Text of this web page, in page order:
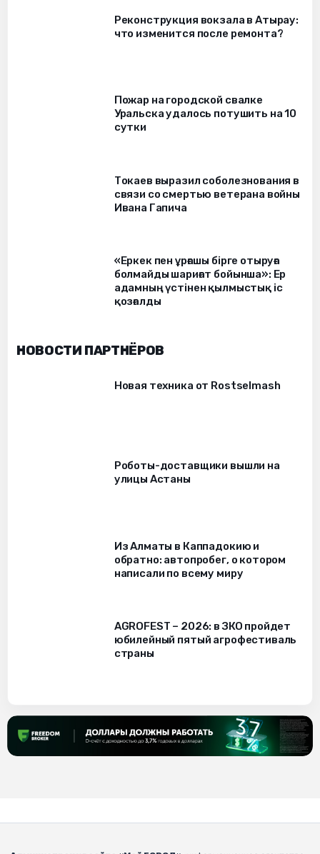
Реконструкция вокзала в Атырау:
что изменится после ремонта?
Пожар на городской свалке
Уральска удалось потушить на 10
сутки
Токаев выразил соболезнования в
связи со смертью ветерана войны
Ивана Гапича
«Еркек пен ұрғашы бірге отыруға
болмайды шариғат бойынша»: Ер
адамның үстінен қылмыстық іс
қозғалды
НОВОСТИ ПАРТНЁРОВ
Новая техника от Rostselmash
Роботы-доставщики вышли на
улицы Астаны
Из Алматы в Каппадокию и
обратно: автопробег, о котором
написали по всему миру
AGROFEST – 2026: в ЗКО пройдет
юбилейный пятый агрофестиваль
страны